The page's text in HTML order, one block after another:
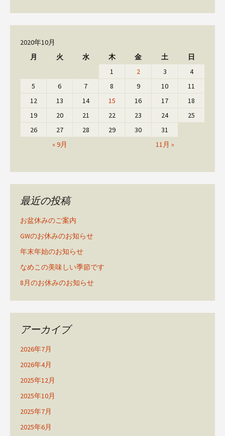
2020年10月
月
火 水 木 金 土 日
« 9月 11月 »
1 2 3
4
5
6 7 8 9 10
11
12
13 14 15 16 17
18
19
20 21 22 23 24
25
26
27 28 29 30 31
最近の投稿
お盆休みのご案内
GWのお休みのお知らせ
年末年始のお知らせ
なめこの美味しい季節です
8月のお休みのお知らせ
アーカイブ
2026年7月
2026年4月
2025年12月
2025年10月
2025年7月
2025年6月